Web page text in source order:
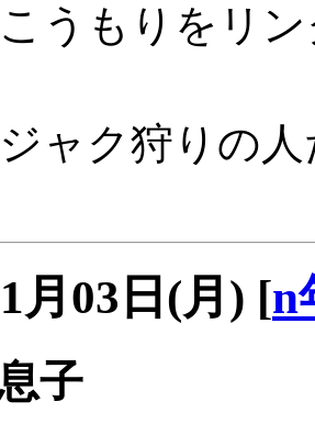
うもりをリ
ャク狩りの
月03日(月) [n
子